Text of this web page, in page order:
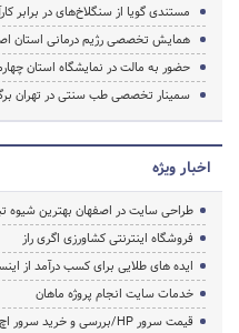
مستندی گویا از سنگلاخ‌های در برابر
همایش تخصصی رژیم درمانی استان
حضور به مالت در نمایشگاه استان
سمینار تخصصی طب سنتی در تهران
اخبار ویژه
طراحی سایت در اصفهان بهترین شیوه
فروشگاه اینترنتی کشاورزی اگری راز
ایده های طلایی برای کسب درآمد از
خدمات سایت انجام پروژه ماهان
قیمت سرور HP/بررسی و خرید سرور اچ پی